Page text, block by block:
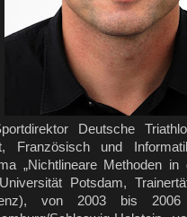
Deutsche
Französisch und
„Nichtlineare Methoden in
Potsdam,
von 2003 bis 2006